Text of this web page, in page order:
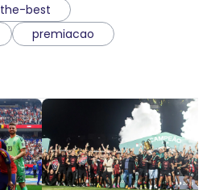
the-best
premiacao